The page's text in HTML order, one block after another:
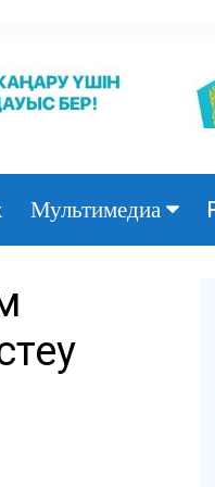
Мультимедиа